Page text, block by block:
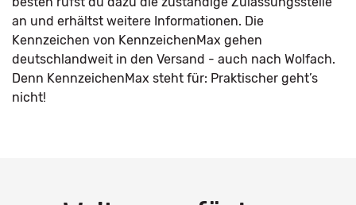
an und erhältst weitere Informationen. Die
Kennzeichen von KennzeichenMax gehen
deutschlandweit in den Versand - auch nach Wolfach.
Denn KennzeichenMax steht für: Praktischer geht’s
nicht!